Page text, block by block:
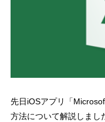
先日iOSアプリ「
方法について解説しまし